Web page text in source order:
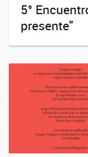
5°
presente"